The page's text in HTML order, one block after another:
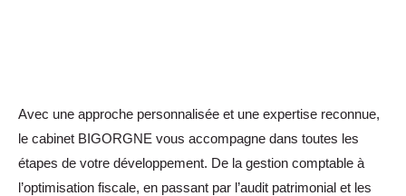
Avec une approche personnalisée et une expertise reconnue,
le cabinet BIGORGNE vous accompagne dans toutes les
étapes de votre développement. De la gestion comptable à
l’optimisation fiscale, en passant par l’audit patrimonial et les